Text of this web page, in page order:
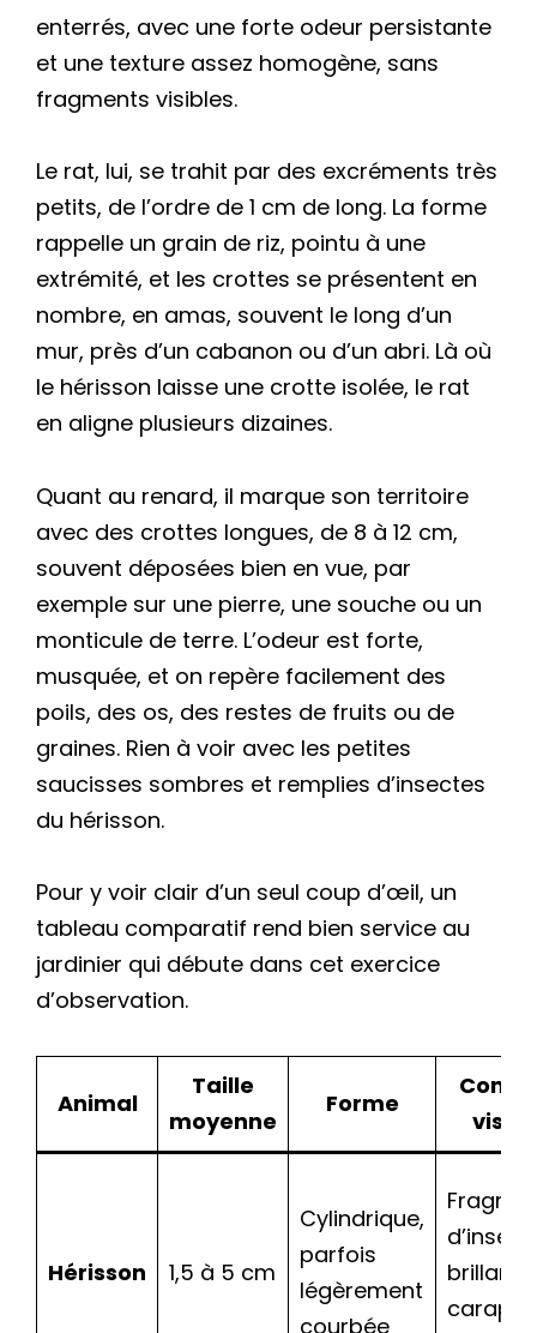
enterrés, avec une forte odeur persistante
et une texture assez homogène, sans
fragments visibles.
Le rat, lui, se trahit par des excréments très
petits, de l’ordre de 1 cm de long. La forme
rappelle un grain de riz, pointu à une
extrémité, et les crottes se présentent en
nombre, en amas, souvent le long d’un
mur, près d’un cabanon ou d’un abri. Là où
le hérisson laisse une crotte isolée, le rat
en aligne plusieurs dizaines.
Quant au renard, il marque son territoire
avec des crottes longues, de 8 à 12 cm,
souvent déposées bien en vue, par
exemple sur une pierre, une souche ou un
monticule de terre. L’odeur est forte,
musquée, et on repère facilement des
poils, des os, des restes de fruits ou de
graines. Rien à voir avec les petites
saucisses sombres et remplies d’insectes
du hérisson.
Pour y voir clair d’un seul coup d’œil, un
tableau comparatif rend bien service au
jardinier qui débute dans cet exercice
d’observation.
Animal
Taille
moyenne
Forme
Hérisson 1,5 à 5 cm
Cylindrique,
parfois
légèrement
courbée
brillants,